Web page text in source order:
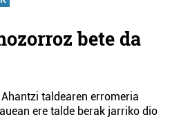
bete da
taldearen erromeria
ere talde berak jarriko dio